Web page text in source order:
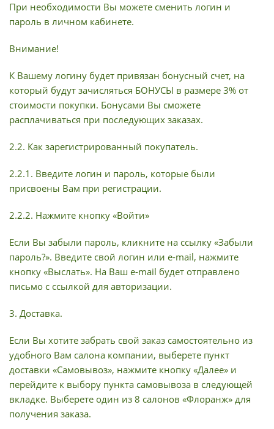
При необходимости Вы можете сменить логин и
пароль в личном кабинете.
Внимание!
К Вашему логину будет привязан бонусный счет, на
который будут зачисляться БОНУСЫ в размере 3% от
стоимости покупки. Бонусами Вы сможете
расплачиваться при последующих заказах.
2.2. Как зарегистрированный покупатель.
2.2.1. Введите логин и пароль, которые были
присвоены Вам при регистрации.
2.2.2. Нажмите кнопку «Войти»
Если Вы забыли пароль, кликните на ссылку «Забыли
пароль?». Введите свой логин или e-mail, нажмите
кнопку «Выслать». На Ваш e-mail будет отправлено
письмо с ссылкой для авторизации.
3. Доставка.
Если Вы хотите забрать свой заказ самостоятельно из
удобного Вам салона компании, выберете пункт
доставки «Самовывоз», нажмите кнопку «Далее» и
перейдите к выбору пункта самовывоза в следующей
вкладке. Выберете один из 8 салонов «Флоранж» для
получения заказа.